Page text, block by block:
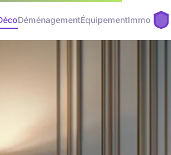
DéménagementÉquipementImmo